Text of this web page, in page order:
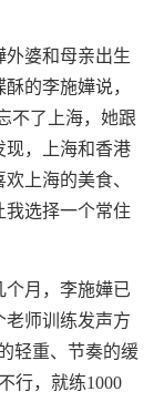
外婆和母亲出生
的李施嬅说，
不了上海，她跟
现，上海和香港
上海的美食、
选择一个常住
个月，李施嬅已
老师训练发声方
轻重、节奏的缓
行，就练1000